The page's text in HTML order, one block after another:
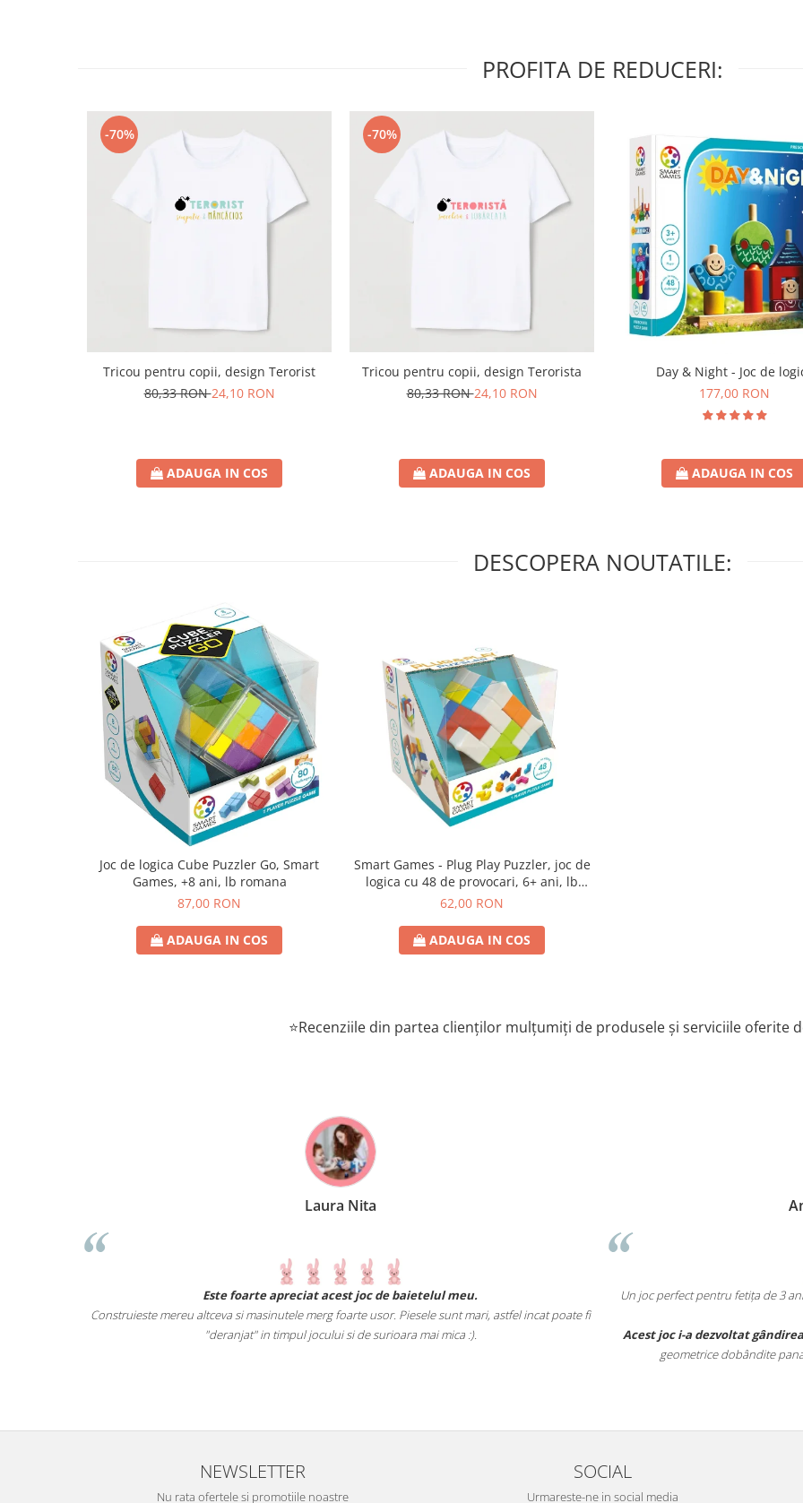
PROFITA DE REDUCERI:
-70%
Tricou pentru copii, design Terorist
80,33 RON24,10 RON
ADAUGA IN COS
-70%
Tricou pentru copii, design Terorista
80,33 RON24,10 RON
ADAUGA IN COS
Day & Night - Joc de
177,00 RON
ADAUGA IN COS
DESCOPERA NOUTATILE:
Joc de logica Cube Puzzler Go, Smart
Games, +8 ani, lb romana
87,00 RON
ADAUGA IN COS
Smart Games - Plug Play Puzzler, joc de
logica cu 48 de provocari, 6+ ani, lb
romana
62,00 RON
ADAUGA IN COS
⭐Recenziile din partea clienților mulțumiți de produsele și serviciile oferite
Este foarte apreciat acest joc de baietelul meu.
mereu altceva si masinutele merg foarte usor. Piesele sunt mari, astfel incat poate fi
"deranjat" in timpul jocului si de surioara mai mica :).
Anne-Marie
Un joc perfect pentru fetița de 3 ani și 5 luni. Îl
Acest joc i-a dezvoltat gândirea logica, vederea
geometrice dobândite pana la aceasta
NEWSLETTER
Nu rata ofertele si promotiile noastre
SOCIAL
Urmareste-ne in social media